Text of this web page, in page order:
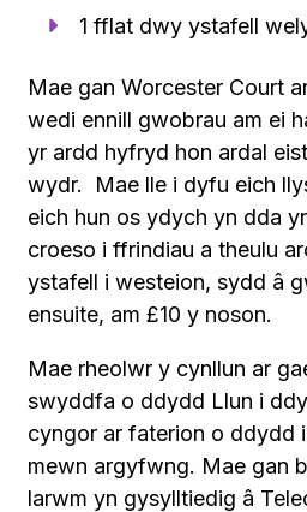
1 fflat dwy ystafell
Mae gan Worcester Court
wedi ennill gwobrau am ei
yr ardd hyfryd hon ardal
wydr. Mae lle i dyfu eich
eich hun os ydych yn dda
croeso i ffrindiau a theulu
ystafell i westeion, sydd â
ensuite, am £10 y noson.
Mae rheolwr y cynllun ar
swyddfa o ddydd Llun i
cyngor ar faterion o ddydd
mewn argyfwng. Mae gan
larwm yn gysylltiedig â